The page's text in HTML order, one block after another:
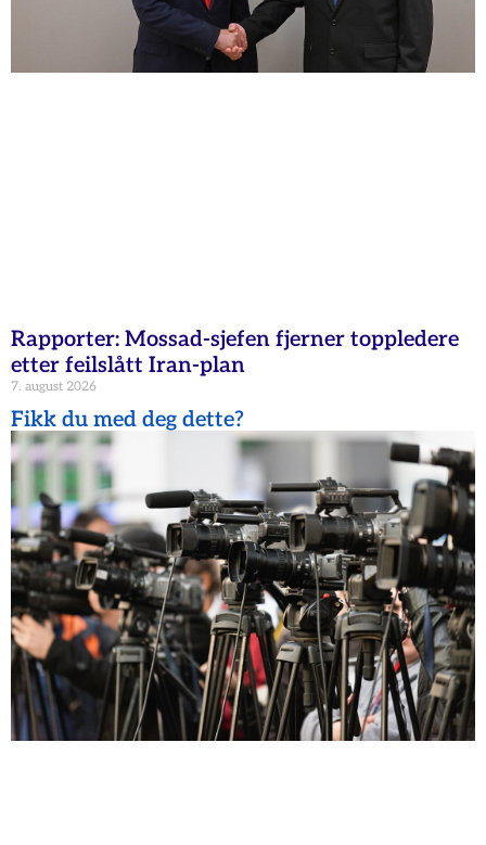
Rapporter: Mossad-sjefen fjerner toppledere
etter feilslått Iran-plan
7. august 2026
Fikk du med deg dette?